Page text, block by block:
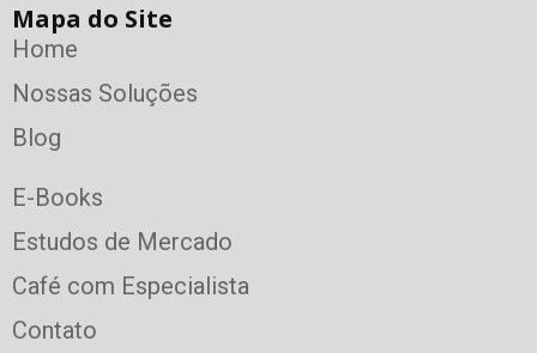
Mapa do Site
Home
Nossas Soluções
Blog
E-Books
Estudos de Mercado
Café com Especialista
Contato